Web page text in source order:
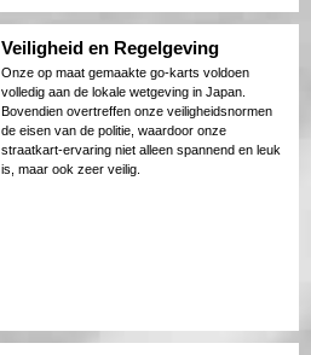
Veiligheid en Regelgeving
Onze op maat gemaakte go-karts voldoen
volledig aan de lokale wetgeving in Japan.
Bovendien overtreffen onze veiligheidsnormen
de eisen van de politie, waardoor onze
straatkart-ervaring niet alleen spannend en leuk
is, maar ook zeer veilig.